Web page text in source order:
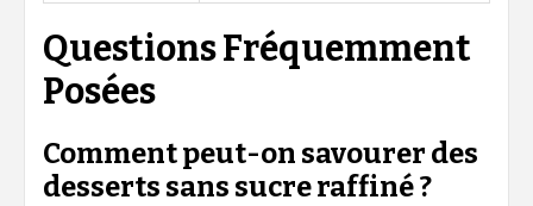
Questions Fréquemment
Posées
Comment peut-on savourer des
desserts sans sucre raffiné ?